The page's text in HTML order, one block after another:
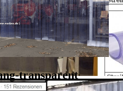
transparent